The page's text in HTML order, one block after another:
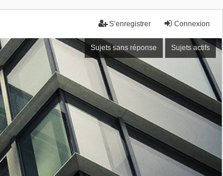
Connexion
S’enregistrer
Sujets sans réponse Sujets actifs